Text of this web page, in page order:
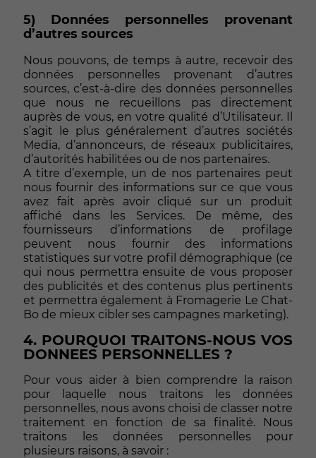
5) Données personnelles provenant
d’autres sources
Nous pouvons, de temps à autre, recevoir des
données personnelles provenant d’autres
sources, c’est-à-dire des données personnelles
que nous ne recueillons pas directement
auprès de vous, en votre qualité d’Utilisateur. Il
s’agit le plus généralement d’autres sociétés
Media, d’annonceurs, de réseaux publicitaires,
d’autorités habilitées ou de nos partenaires.
A titre d’exemple, un de nos partenaires peut
nous fournir des informations sur ce que vous
avez fait après avoir cliqué sur un produit
affiché dans les Services. De même, des
fournisseurs d’informations de profilage
peuvent nous fournir des informations
statistiques sur votre profil démographique (ce
qui nous permettra ensuite de vous proposer
des publicités et des contenus plus pertinents
et permettra également à Fromagerie Le Chat-
Bo de mieux cibler ses campagnes marketing).
4. POURQUOI TRAITONS-NOUS VOS
DONNEES PERSONNELLES ?
Pour vous aider à bien comprendre la raison
pour laquelle nous traitons les données
personnelles, nous avons choisi de classer notre
traitement en fonction de sa finalité. Nous
traitons les données personnelles pour
plusieurs raisons, à savoir :